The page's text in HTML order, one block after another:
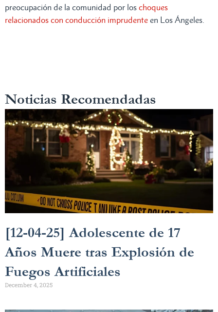
preocupación de la comunidad por los choques
relacionados con conducción imprudente en Los Ángeles.
Noticias Recomendadas
[12-04-25] Adolescente de 17
Años Muere tras Explosión de
Fuegos Artificiales
December 4, 2025